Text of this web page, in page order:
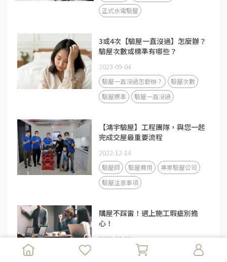
正式水電驗屋
3或4次【驗屋一直沒過】怎麼辦？
驗屋次數或標準有哪些？
2023-09-04
驗屋一直沒過怎麼辦？
驗屋次數
驗屋標準
驗屋一直沒過
【鴻宇驗屋】工程團隊，與您一起
完成交屋最重要流程
2022-12-14
驗屋師 驗屋費用
專業驗屋公司
驗屋注意事項
購屋不踩雷！遇上施工瑕疵別擔
心！
2022-12-13
專業驗屋公司 交屋糾紛